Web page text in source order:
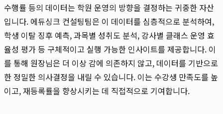
수행률 등의 데이터는 학원 운영의 방향을 결정하는 귀중한 자산
입니다. 에듀싱크 컨설팅팀은 이 데이터를 심층적으로 분석하여,
학생 이탈 징후 예측, 과목별 성취도 분석, 강사별 클래스 운영 효
율성 평가 등 구체적이고 실행 가능한 인사이트를 제공합니다. 이
를 통해 원장님은 더 이상 감에 의존하지 않고, 데이터를 기반으로
한 정밀한 의사결정을 내릴 수 있습니다. 이는 수강생 만족도를 높
이고, 재등록률을 향상시키는 데 직접적으로 기여합니다.